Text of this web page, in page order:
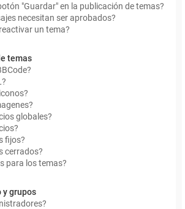
"Guardar" en la publicación de temas?
necesitan ser aprobados?
un tema?
temas
globales?
fijos?
cerrados?
para los temas?
y grupos